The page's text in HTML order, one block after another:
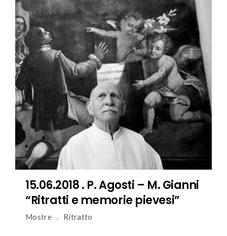
15.06.2018 . P. Agosti – M. Gianni
“Ritratti e memorie pievesi”
Mostre Ritratto